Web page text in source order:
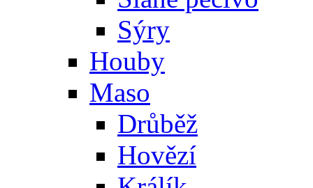
Sýry
Houby
Maso
Drůběž
Hovězí